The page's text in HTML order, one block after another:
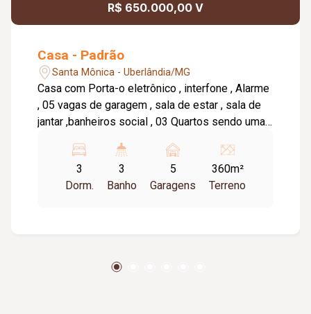
R$ 650.000,00 V
Casa - Padrão
Santa Mônica - Uberlândia/MG
Casa com Porta-o eletrônico , interfone , Alarme
, 05 vagas de garagem , sala de estar , sala de
jantar ,banheiros social , 03 Quartos sendo uma
churrasqueira , Quarto de visita, Banheiro
externo . Armários na cozinha , em um quarto ,
espelho e box nos Banheiros . Ar condicionado
3
Dorm.
3
Banho
5
Garagens
360m²
Terreno